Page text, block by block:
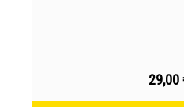
29,00